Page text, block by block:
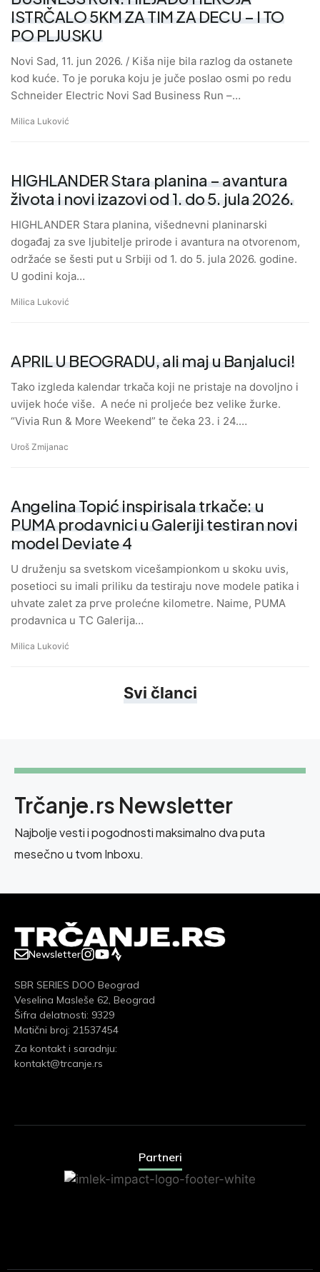
ISTRČALO 5KM ZA TIM ZA DECU – I TO
PO PLJUSKU
Novi Sad, 11. jun 2026. / Kiša nije bila razlog da ostanete
kod kuće. To je poruka koju je juče poslao osmi po redu
Schneider Electric Novi Sad Business Run –…
Milica Luković
HIGHLANDER Stara planina – avantura
života i novi izazovi od 1. do 5. jula 2026.
HIGHLANDER Stara planina, višednevni planinarski
događaj za sve ljubitelje prirode i avantura na otvorenom,
održaće se šesti put u Srbiji od 1. do 5. jula 2026. godine.
U godini koja…
Milica Luković
APRIL U BEOGRADU, ali maj u Banjaluci!
Tako izgleda kalendar trkača koji ne pristaje na dovoljno i
uvijek hoće više. A neće ni proljeće bez velike žurke.
“Vivia Run & More Weekend” te čeka 23. i 24.…
Uroš Zmijanac
Angelina Topić inspirisala trkače: u
PUMA prodavnici u Galeriji testiran novi
model Deviate 4
U druženju sa svetskom vicešampionkom u skoku uvis,
posetioci su imali priliku da testiraju nove modele patika i
uhvate zalet za prve prolećne kilometre. Naime, PUMA
prodavnica u TC Galerija…
Milica Luković
Svi članci
Trčanje.rs Newsletter
Najbolje vesti i pogodnosti maksimalno dva puta
mesečno u tvom Inboxu.
Newsletter
SBR SERIES DOO Beograd
Veselina Masleše 62, Beograd
Šifra delatnosti: 9329
Matični broj: 21537454
Za kontakt i saradnju:
kontakt@trcanje.rs
Partneri